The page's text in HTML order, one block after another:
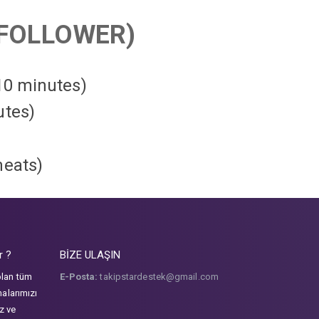
minutes)
)
?
tüm
ve
BİZE ULAŞIN
E-Posta: takipstardestek@gmail.com